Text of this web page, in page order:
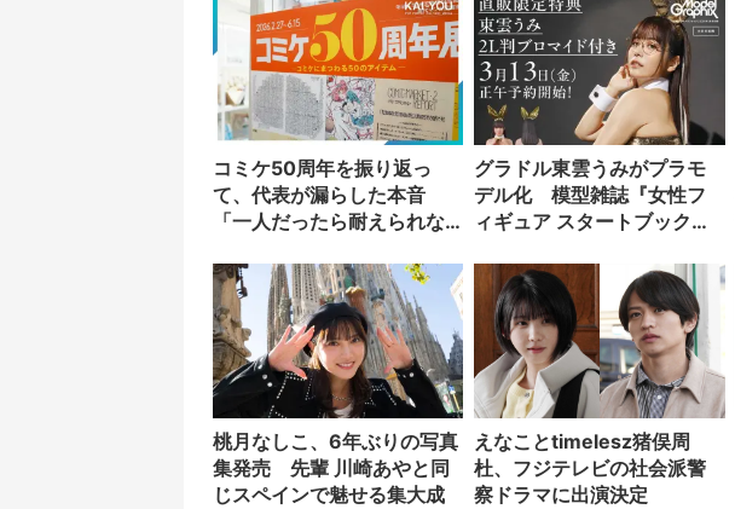
コミケ50周年を振り返っ
て、代表が漏らした本音
「一人だったら耐えられな
グラドル東雲うみがプラモ
デル化 模型雑誌『女性フ
ィギュア スタートブック』
桃月なしこ、6年ぶりの写真
集発売 先輩 川崎あやと同
じスペインで魅せる集大成
えなことtimelesz猪俣周
杜、フジテレビの社会派警
察ドラマに出演決定